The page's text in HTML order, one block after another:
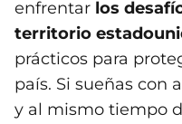
enfrentar los
territorio
prácticos para
país. Si sueñas con
y al mismo tiempo